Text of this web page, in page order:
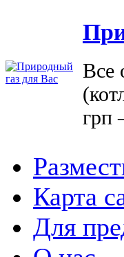
Все
грп
Карта
Для